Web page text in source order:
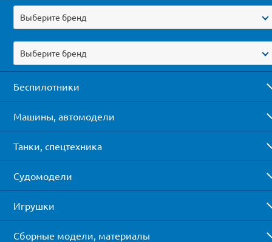
Выберите бренд
Выберите бренд
Беспилотники
Машины, автомодели
Танки, спецтехника
Судомодели
Игрушки
Сборные модели, материалы